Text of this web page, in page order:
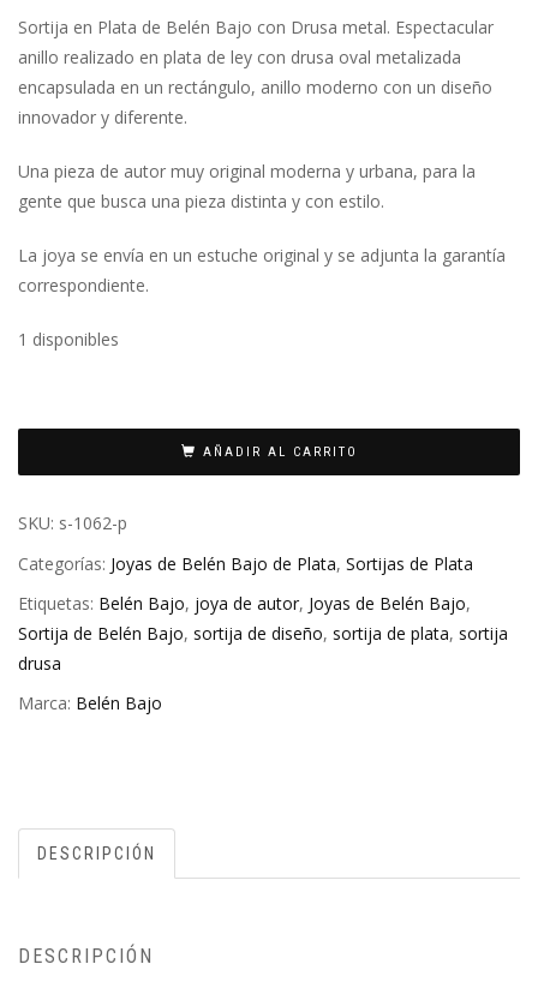
Sortija en Plata de Belén Bajo con Drusa metal. Espectacular
anillo realizado en plata de ley con drusa oval metalizada
encapsulada en un rectángulo, anillo moderno con un diseño
innovador y diferente.
Una pieza de autor muy original moderna y urbana, para la
gente que busca una pieza distinta y con estilo.
La joya se envía en un estuche original y se adjunta la garantía
correspondiente.
1 disponibles
AÑADIR AL CARRITO
SKU: s-1062-p
Categorías: Joyas de Belén Bajo de Plata, Sortijas de Plata
Etiquetas: Belén Bajo, joya de autor, Joyas de Belén Bajo,
Sortija de Belén Bajo, sortija de diseño, sortija de plata, sortija
drusa
Marca: Belén Bajo
DESCRIPCIÓN
DESCRIPCIÓN